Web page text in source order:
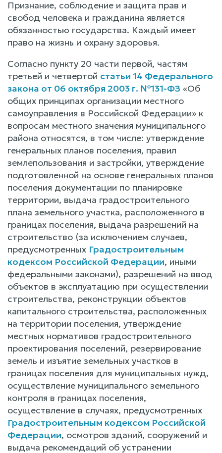
Признание, соблюдение и защита прав и
свобод человека и гражданина является
обязанностью государства. Каждый имеет
право на жизнь и охрану здоровья.
Согласно пункту 20 части первой, частям
третьей и четвертой статьи 14 Федерального
закона от 06 октября 2003 г. №131-ФЗ «Об
общих принципах организации местного
самоуправления в Российской Федерации» к
вопросам местного значения муниципального
района относятся, в том числе: утверждение
генеральных планов поселения, правил
землепользования и застройки, утверждение
подготовленной на основе генеральных планов
поселения документации по планировке
территории, выдача градостроительного
плана земельного участка, расположенного в
границах поселения, выдача разрешений на
строительство (за исключением случаев,
предусмотренных Градостроительным
кодексом Российской Федерации, иными
федеральными законами), разрешений на ввод
объектов в эксплуатацию при осуществлении
строительства, реконструкции объектов
капитального строительства, расположенных
на территории поселения, утверждение
местных нормативов градостроительного
проектирования поселений, резервирование
земель и изъятие земельных участков в
границах поселения для муниципальных нужд,
осуществление муниципального земельного
контроля в границах поселения,
осуществление в случаях, предусмотренных
Градостроительным кодексом Российской
Федерации, осмотров зданий, сооружений и
выдача рекомендаций об устранении